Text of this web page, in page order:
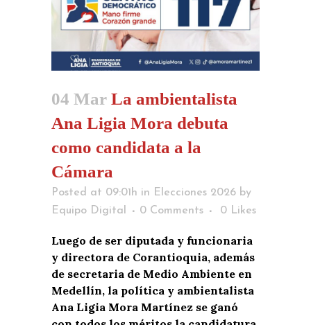
04 Mar La ambientalista
Ana Ligia Mora debuta
como candidata a la
Cámara
Posted at 09:01h in Elecciones 2026 by
Equipo Digital
0 Comments 0 Likes
Luego de ser diputada y funcionaria
y directora de Corantioquia, además
de secretaria de Medio Ambiente en
Medellín, la política y ambientalista
Ana Ligia Mora Martínez se ganó